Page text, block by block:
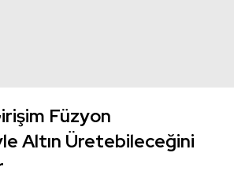
Füzyon
Altın Üretebileceğini